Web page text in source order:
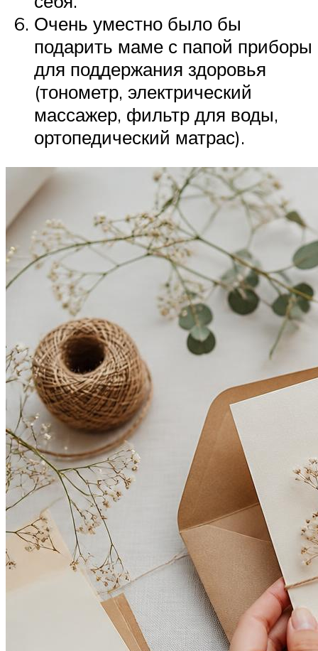
Очень уместно было бы
подарить маме с папой приборы
для поддержания здоровья
(тонометр, электрический
массажер, фильтр для воды,
ортопедический матрас).